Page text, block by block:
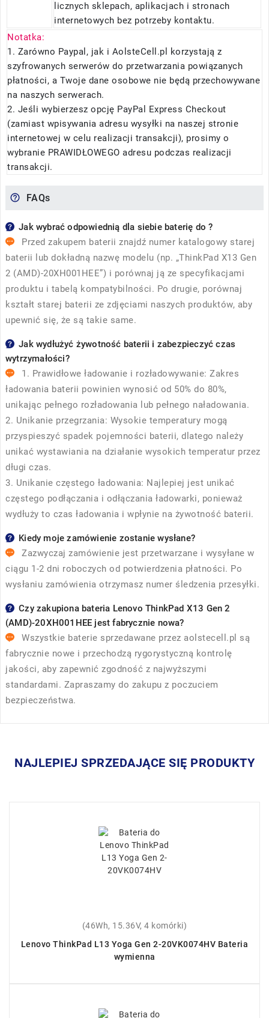
licznych sklepach, aplikacjach i stronach
internetowych bez potrzeby kontaktu.
Notatka:
1. Zarówno Paypal, jak i AolsteCell.pl korzystają z
szyfrowanych serwerów do przetwarzania powiązanych
płatności, a Twoje dane osobowe nie będą przechowywane
na naszych serwerach.
2. Jeśli wybierzesz opcję PayPal Express Checkout
(zamiast wpisywania adresu wysyłki na naszej stronie
internetowej w celu realizacji transakcji), prosimy o
wybranie PRAWIDŁOWEGO adresu podczas realizacji
transakcji.
FAQs
Jak wybrać odpowiednią dla siebie baterię do ?
Przed zakupem baterii znajdź numer katalogowy starej
baterii lub dokładną nazwę modelu (np. „ThinkPad X13 Gen
2 (AMD)-20XH001HEE”) i porównaj ją ze specyfikacjami
produktu i tabelą kompatybilności. Po drugie, porównaj
kształt starej baterii ze zdjęciami naszych produktów, aby
upewnić się, że są takie same.
Jak wydłużyć żywotność baterii i zabezpieczyć czas
wytrzymałości?
1. Prawidłowe ładowanie i rozładowywanie: Zakres
ładowania baterii powinien wynosić od 50% do 80%,
unikając pełnego rozładowania lub pełnego naładowania.
2. Unikanie przegrzania: Wysokie temperatury mogą
przyspieszyć spadek pojemności baterii, dlatego należy
unikać wystawiania na działanie wysokich temperatur przez
długi czas.
3. Unikanie częstego ładowania: Najlepiej jest unikać
częstego podłączania i odłączania ładowarki, ponieważ
wydłuży to czas ładowania i wpłynie na żywotność baterii.
Kiedy moje zamówienie zostanie wysłane?
Zazwyczaj zamówienie jest przetwarzane i wysyłane w
ciągu 1-2 dni roboczych od potwierdzenia płatności. Po
wysłaniu zamówienia otrzymasz numer śledzenia przesyłki.
Czy zakupiona bateria Lenovo ThinkPad X13 Gen 2
(AMD)-20XH001HEE jest fabrycznie nowa?
Wszystkie baterie sprzedawane przez aolstecell.pl są
fabrycznie nowe i przechodzą rygorystyczną kontrolę
jakości, aby zapewnić zgodność z najwyższymi
standardami. Zapraszamy do zakupu z poczuciem
bezpieczeństwa.
NAJLEPIEJ SPRZEDAJĄCE SIĘ PRODUKTY
(46Wh, 15.36V, 4 komórki)
Lenovo ThinkPad L13 Yoga Gen 2-20VK0074HV Bateria
wymienna